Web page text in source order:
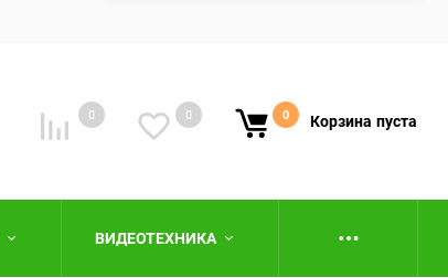
0 0 0 Корзина пуста
ВИДЕОТЕХНИКА